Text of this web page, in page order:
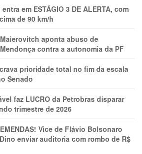
em ESTÁGIO 3 DE ALERTA, com
de 90 km/h
aponta abuso de
contra a autonomia da PF
prioridade total no fim da escala
Senado
faz LUCRO da Petrobras disparar
trimestre de 2026
Vice de Flávio Bolsonaro
enviar auditoria com rombo de R$